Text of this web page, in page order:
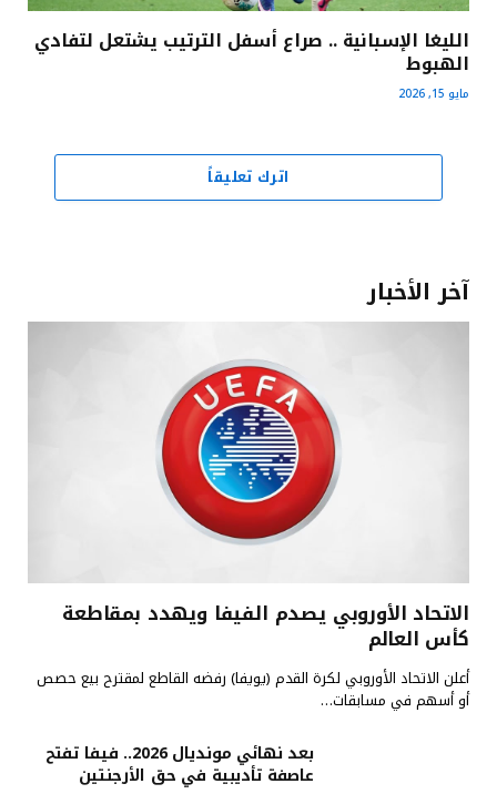
الليغا الإسبانية .. صراع أسفل الترتيب يشتعل لتفادي
الهبوط
مايو 15, 2026
اترك تعليقاً
آخر الأخبار
الاتحاد الأوروبي يصدم الفيفا ويهدد بمقاطعة
كأس العالم
أعلن الاتحاد الأوروبي لكرة القدم (يويفا) رفضه القاطع لمقترح بيع حصص
أو أسهم في مسابقات…
بعد نهائي مونديال 2026.. فيفا تفتح
عاصفة تأديبية في حق الأرجنتين